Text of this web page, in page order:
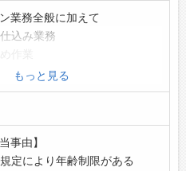
業務全般に加えて
込み業務
ト管理
、管理
理
や開発
業務の幅が広がります。
もっと見る
事由】
定により年齢制限がある